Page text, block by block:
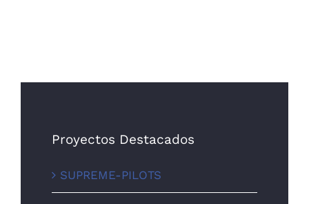
Proyectos Destacados
SUPREME-PILOTS